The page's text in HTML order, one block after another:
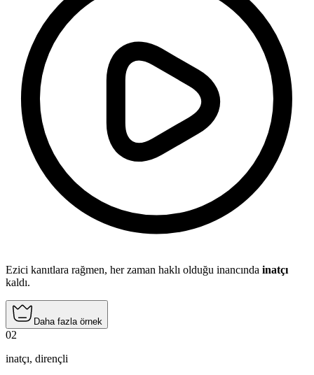
Ezici kanıtlara rağmen, her zaman haklı olduğu inancında inatçı
kaldı.
Daha fazla örnek
02
inatçı, dirençli